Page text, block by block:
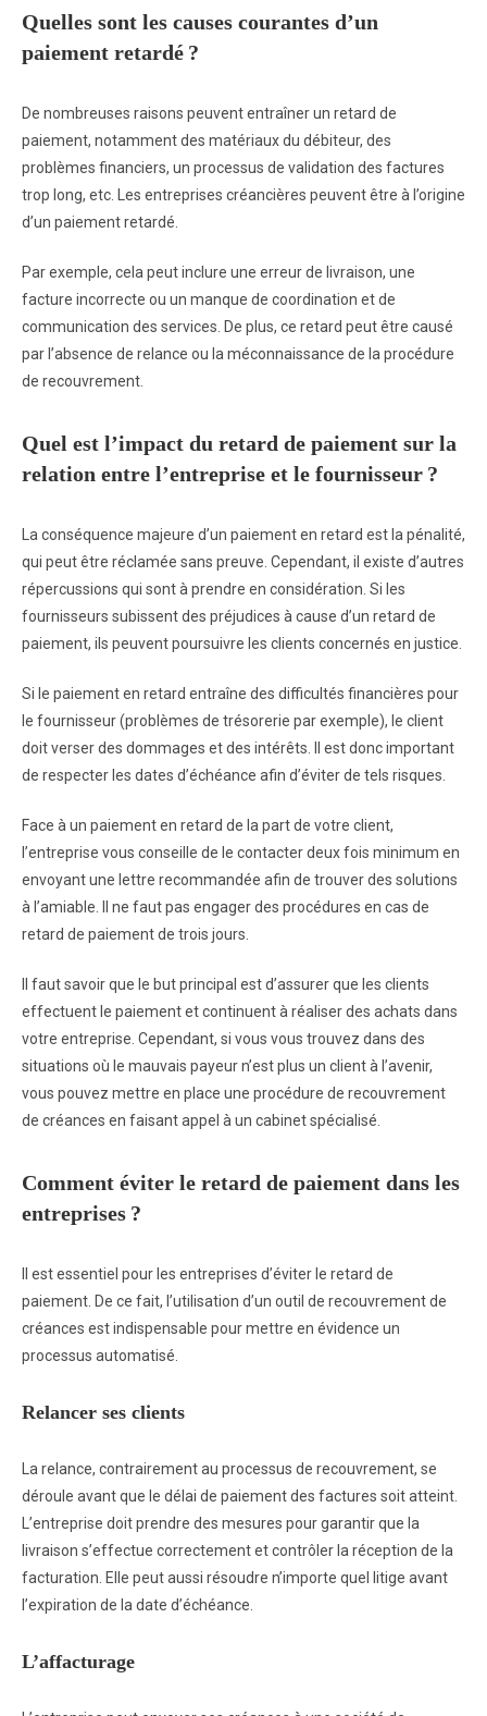
Quelles sont les causes courantes d’un
paiement retardé ?
De nombreuses raisons peuvent entraîner un retard de
paiement, notamment des matériaux du débiteur, des
problèmes financiers, un processus de validation des factures
trop long, etc. Les entreprises créancières peuvent être à l’origine
d’un paiement retardé.
Par exemple, cela peut inclure une erreur de livraison, une
facture incorrecte ou un manque de coordination et de
communication des services. De plus, ce retard peut être causé
par l’absence de relance ou la méconnaissance de la procédure
de recouvrement.
Quel est l’impact du retard de paiement sur la
relation entre l’entreprise et le fournisseur ?
La conséquence majeure d’un paiement en retard est la pénalité,
qui peut être réclamée sans preuve. Cependant, il existe d’autres
répercussions qui sont à prendre en considération. Si les
fournisseurs subissent des préjudices à cause d’un retard de
paiement, ils peuvent poursuivre les clients concernés en justice.
Si le paiement en retard entraîne des difficultés financières pour
le fournisseur (problèmes de trésorerie par exemple), le client
doit verser des dommages et des intérêts. Il est donc important
de respecter les dates d’échéance afin d’éviter de tels risques.
Face à un paiement en retard de la part de votre client,
l’entreprise vous conseille de le contacter deux fois minimum en
envoyant une lettre recommandée afin de trouver des solutions
à l’amiable. Il ne faut pas engager des procédures en cas de
retard de paiement de trois jours.
Il faut savoir que le but principal est d’assurer que les clients
effectuent le paiement et continuent à réaliser des achats dans
votre entreprise. Cependant, si vous vous trouvez dans des
situations où le mauvais payeur n’est plus un client à l’avenir,
vous pouvez mettre en place une procédure de recouvrement
de créances en faisant appel à un cabinet spécialisé.
Comment éviter le retard de paiement dans les
entreprises ?
Il est essentiel pour les entreprises d’éviter le retard de
paiement. De ce fait, l’utilisation d’un outil de recouvrement de
créances est indispensable pour mettre en évidence un
processus automatisé.
Relancer ses clients
La relance, contrairement au processus de recouvrement, se
déroule avant que le délai de paiement des factures soit atteint.
L’entreprise doit prendre des mesures pour garantir que la
livraison s’effectue correctement et contrôler la réception de la
facturation. Elle peut aussi résoudre n’importe quel litige avant
l’expiration de la date d’échéance.
L’affacturage